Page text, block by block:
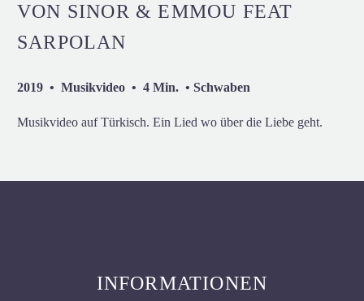
VON SINOR & EMMOU FEAT
SARPOLAN
2019 • Musikvideo • 4 Min. • Schwaben
Musikvideo auf Türkisch. Ein Lied wo über die Liebe geht.
INFORMATIONEN